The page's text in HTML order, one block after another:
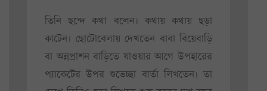
তিনি ছন্দে কথা বলেন। কথায় কথায় ছড়া
কাটেন। ছোটোবেলায় দেখতেন বাবা বিয়েবাড়ি
বা অন্নপ্রাশন বাড়িতে যাওয়ার আগে উপহারের
প্যাকেটের উপর শুভেচ্ছা বার্তা লিখতেন। তা